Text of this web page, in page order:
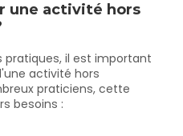
une activité hors
pratiques, il est important
activité hors
praticiens, cette
besoins :